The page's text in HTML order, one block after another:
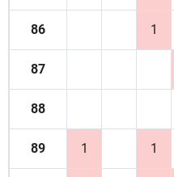
86 1
87
88
89 1 1